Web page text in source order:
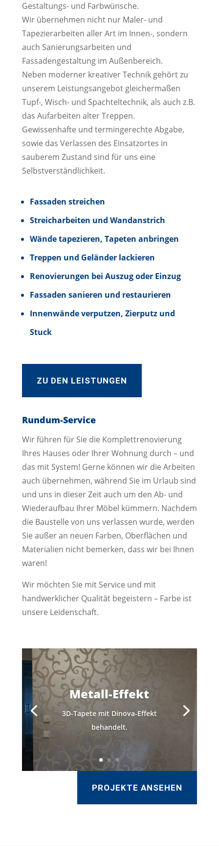
Gestaltungs- und Farbwünsche.
Wir übernehmen nicht nur Maler- und
Tapezierarbeiten aller Art im Innen-, sondern
auch Sanierungsarbeiten und
Fassadengestaltung im Außenbereich.
Neben moderner kreativer Technik gehört zu
unserem Leistungsangebot gleichermaßen
Tupf-, Wisch- und Spachteltechnik, als auch z.B.
das Aufarbeiten alter Treppen.
Gewissenhafte und termingerechte Abgabe,
sowie das Verlassen des Einsatzortes in
sauberem Zustand sind für uns eine
Selbstverständlichkeit.
Fassaden streichen
Streicharbeiten und Wandanstrich
Wände tapezieren, Tapeten anbringen
Treppen und Geländer lackieren
Renovierungen bei Auszug oder Einzug
Fassaden sanieren und restaurieren
Innenwände verputzen, Zierputz und
Stuck
ZU DEN LEISTUNGEN
Rundum-Service
Wir führen für Sie die Komplettrenovierung
Ihres Hauses oder Ihrer Wohnung durch – und
das mit System! Gerne können wir die Arbeiten
auch übernehmen, während Sie im Urlaub sind
und uns in dieser Zeit auch um den Ab- und
Wiederaufbau Ihrer Möbel kümmern. Nachdem
die Baustelle von uns verlassen wurde, werden
Sie außer an neuen Farben, Oberflächen und
Materialien nicht bemerken, dass wir bei Ihnen
waren!
Wir möchten Sie mit Service und mit
handwerklicher Qualität begeistern – Farbe ist
unsere Leidenschaft.
Metall-Effekt
3D-Tapete mit Dinova-Effekt
behandelt.
PROJEKTE ANSEHEN